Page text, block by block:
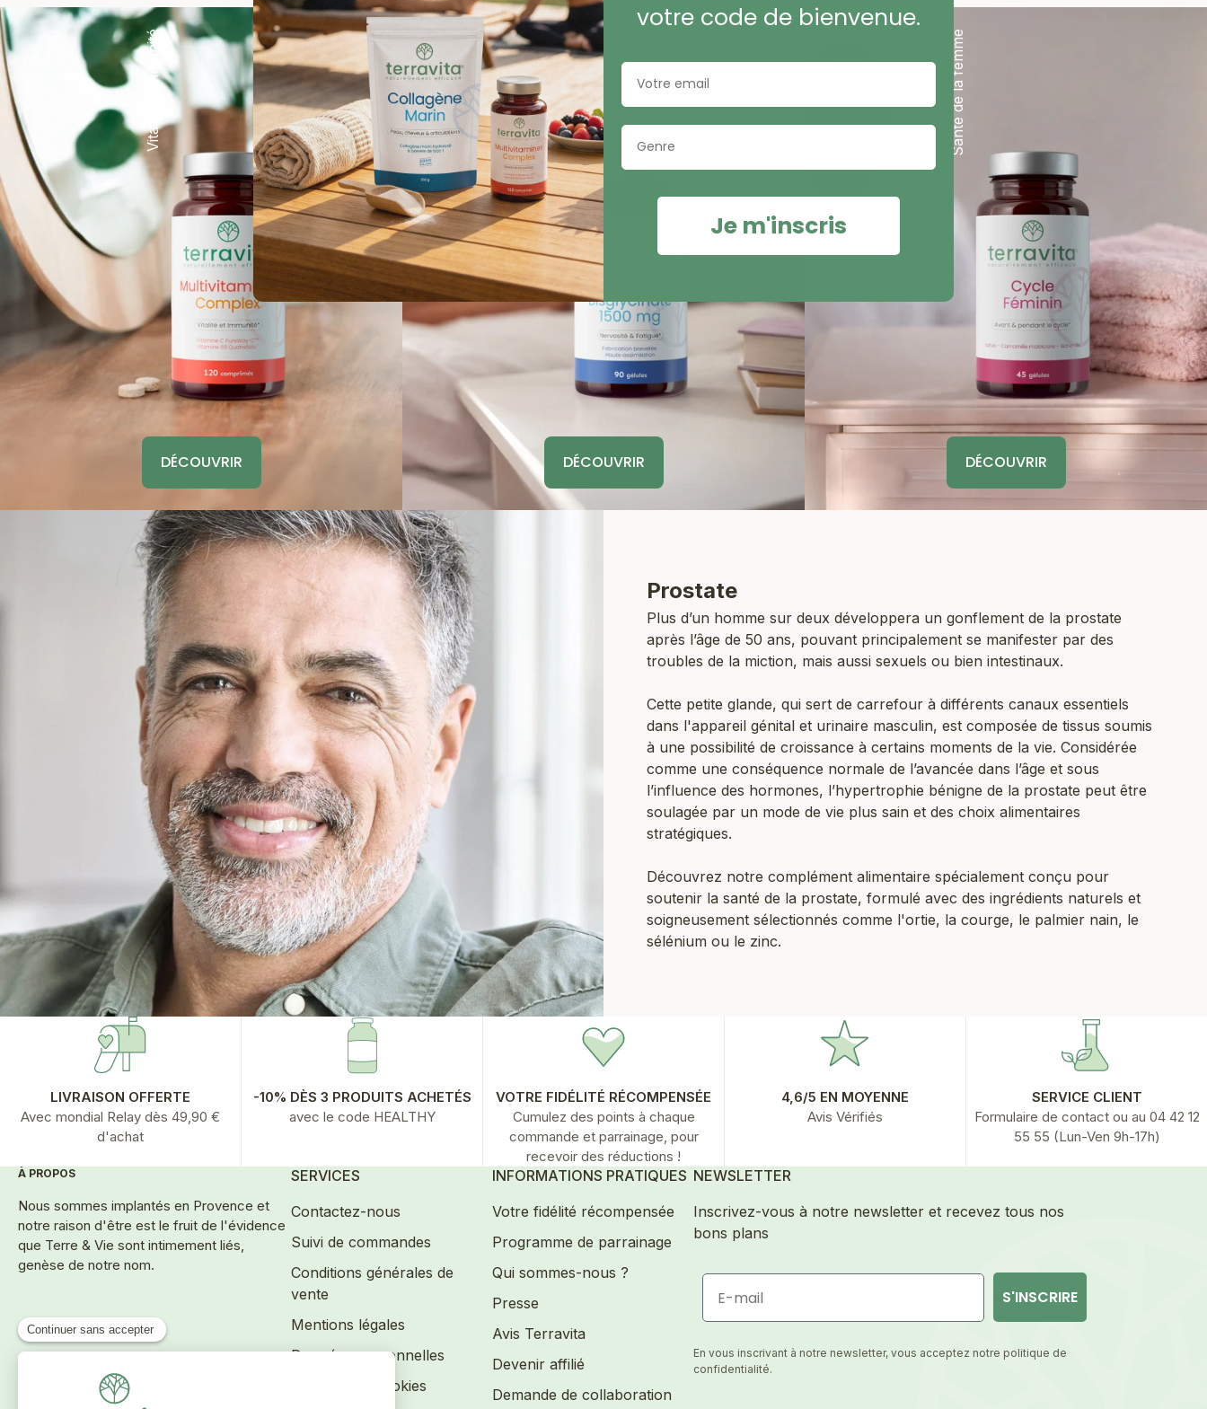
Vitalité & immunité
DÉCOUVRIR
Stress & Sommeil
DÉCOUVRIR
Santé de la femme
DÉCOUVRIR
Prostate
Plus d’un homme sur deux développera un gonflement de la prostate
après l’âge de 50 ans, pouvant principalement se manifester par des
troubles de la miction, mais aussi sexuels ou bien intestinaux.
Cette petite glande, qui sert de carrefour à différents canaux essentiels
dans l'appareil génital et urinaire masculin, est composée de tissus soumis
à une possibilité de croissance à certains moments de la vie. Considérée
comme une conséquence normale de l’avancée dans l’âge et sous
l’influence des hormones, l’hypertrophie bénigne de la prostate peut être
soulagée par un mode de vie plus sain et des choix alimentaires
stratégiques.
Découvrez notre complément alimentaire spécialement conçu pour
soutenir la santé de la prostate, formulé avec des ingrédients naturels et
soigneusement sélectionnés comme l'ortie, la courge, le palmier nain, le
sélénium ou le zinc.
LIVRAISON OFFERTE
Avec mondial Relay dès 49,90 €
d'achat
-10% DÈS 3 PRODUITS ACHETÉS
avec le code HEALTHY
VOTRE FIDÉLITÉ RÉCOMPENSÉE
Cumulez des points à chaque
commande et parrainage, pour
recevoir des réductions !
4,6/5 EN MOYENNE
Avis Vérifiés
SERVICE CLIENT
Formulaire de contactou au 04 42 12
55 55 (Lun-Ven 9h-17h)
À PROPOS
Nous sommes implantés en Provence et
notre raison d'être est le fruit de l'évidence
que Terre & Vie sont intimement liés,
genèse de notre nom.
SERVICES
Contactez-nous
Suivi de commandes
Conditions générales de
vente
Mentions légales
Données personnelles
Gestion des cookies
INFORMATIONS PRATIQUES
Votre fidélité récompensée
Programme de parrainage
Qui sommes-nous ?
Presse
Avis Terravita
Devenir affilié
Demande de collaboration
NEWSLETTER
Inscrivez-vous à notre newsletter et recevez tous nos
bons plans
E-mail
S'INSCRIRE
En vous inscrivant à notre newsletter, vous acceptez notre politique de
confidentialité.
votre code de bienvenue.
Email
Genre
Je m'inscris